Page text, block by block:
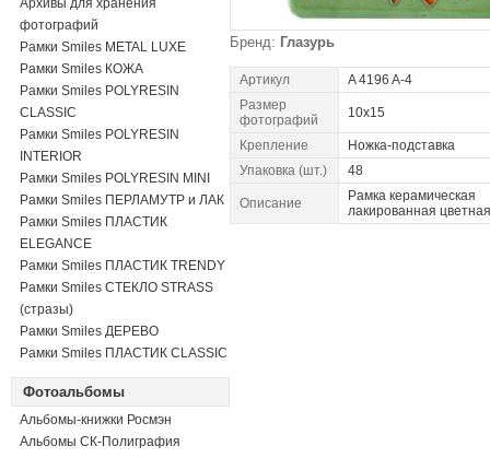
Архивы для хранения
фотографий
Рамки Smiles METAL LUXE
Рамки Smiles КОЖА
Рамки Smiles POLYRESIN
CLASSIC
Рамки Smiles POLYRESIN
INTERIOR
Рамки Smiles POLYRESIN MINI
Рамки Smiles ПЕРЛАМУТР и ЛАК
Рамки Smiles ПЛАСТИК
ELEGANCE
Рамки Smiles ПЛАСТИК TRENDY
Рамки Smiles СТЕКЛО STRASS
(стразы)
Рамки Smiles ДЕРЕВО
Рамки Smiles ПЛАСТИК CLASSIC
Фотоальбомы
Альбомы-книжки Росмэн
Альбомы СК-Полиграфия
Бренд: Глазурь
Артикул
A 4196 A-4
Размер
фотографий
10x15
Крепление
Ножка-подставка
Упаковка (шт.)
48
Описание
Рамка керамическая
лакированная цветная